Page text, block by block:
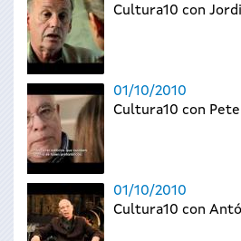
Cultura10 con
01/10/2010
Cultura10 con
01/10/2010
Cultura10 con